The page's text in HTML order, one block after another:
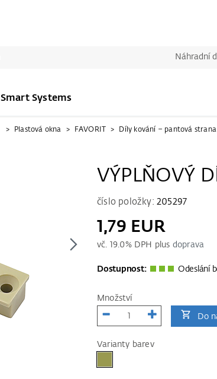
Náhradní
Smart Systems
Plastová okna FAVORIT Díly kování – pantová strana
VÝPLŇOVÝ
číslo položky: 205297
1,79 EUR
vč. 19.0% DPH plus doprava
Dostupnost: Odeslání
Množství
Do
Varianty barev